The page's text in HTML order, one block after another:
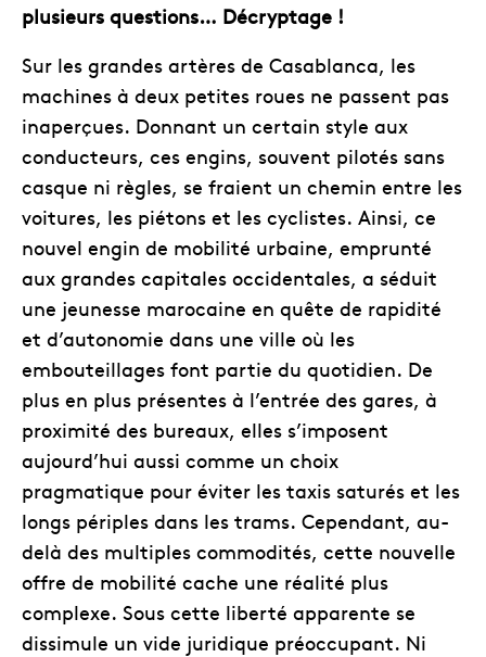
plusieurs questions… Décryptage !
Sur les grandes artères de Casablanca, les
machines à deux petites roues ne passent pas
inaperçues. Donnant un certain style aux
conducteurs, ces engins, souvent pilotés sans
casque ni règles, se fraient un chemin entre les
voitures, les piétons et les cyclistes. Ainsi, ce
nouvel engin de mobilité urbaine, emprunté
aux grandes capitales occidentales, a séduit
une jeunesse marocaine en quête de rapidité
et d’autonomie dans une ville où les
embouteillages font partie du quotidien. De
plus en plus présentes à l’entrée des gares, à
proximité des bureaux, elles s’imposent
aujourd’hui aussi comme un choix
pragmatique pour éviter les taxis saturés et les
longs périples dans les trams. Cependant, au-
delà des multiples commodités, cette nouvelle
offre de mobilité cache une réalité plus
complexe. Sous cette liberté apparente se
dissimule un vide juridique préoccupant. Ni